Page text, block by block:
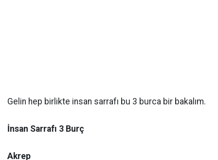
Gelin hep birlikte insan sarrafı bu 3 burca bir bakalım.
İnsan Sarrafı 3 Burç
Akrep